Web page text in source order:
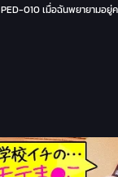
PED-010 เมื่อฉันพยายามอยู่